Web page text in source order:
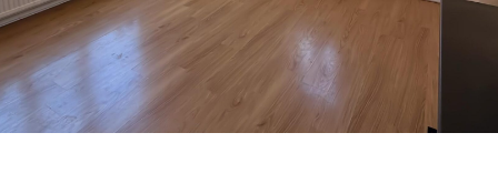
2025-08-26
MEVROUW E. HENDRIKS